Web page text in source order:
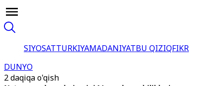
SIYOSATTURKIYAMADANIYATBU QIZIQFIKR
DUNYO
2 daqiqa o'qish